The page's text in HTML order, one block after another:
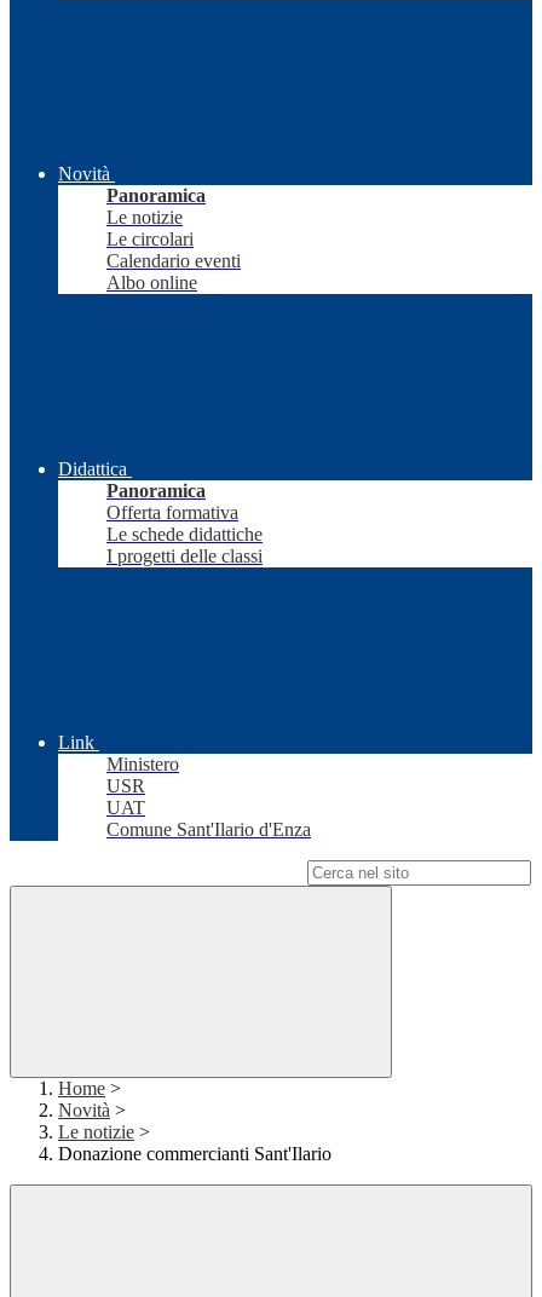
Novità
Panoramica
Le notizie
Le circolari
Calendario eventi
Albo online
Didattica
Panoramica
Offerta formativa
Le schede didattiche
I progetti delle classi
Link
Ministero
USR
UAT
Comune Sant'Ilario d'Enza
Home >
Novità >
Le notizie >
Donazione commercianti Sant'Ilario